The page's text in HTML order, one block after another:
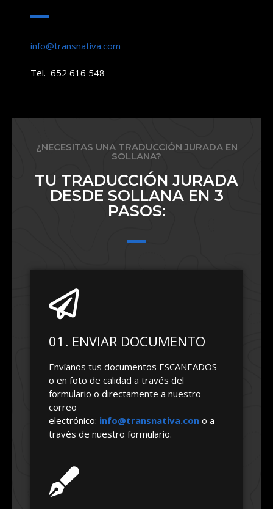
info@transnativa.com
Tel. 652 616 548
¿NECESITAS UNA TRADUCCIÓN JURADA EN
SOLLANA?
TU TRADUCCIÓN JURADA
DESDE SOLLANA EN 3
PASOS:
01. ENVIAR DOCUMENTO
Envíanos tus documentos ESCANEADOS
o en foto de calidad a través del
formulario o directamente a nuestro
correo
electrónico: info@transnativa.con o a
través de nuestro formulario.